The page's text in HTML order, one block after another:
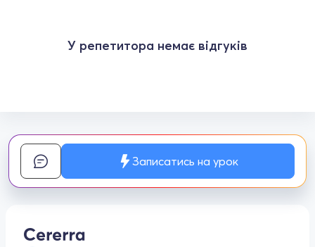
У репетитора немає відгуків
Записатись на урок